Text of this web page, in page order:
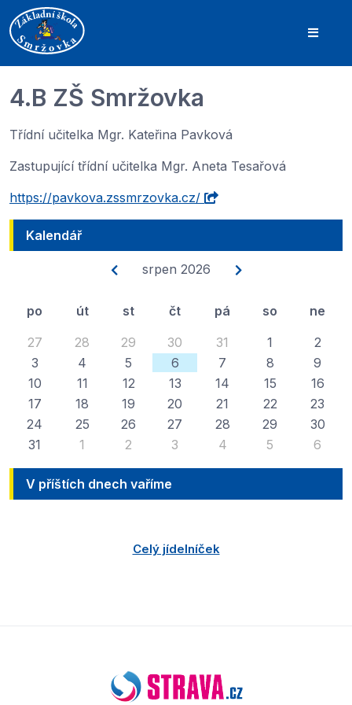
4.B ZŠ Smržovka
Třídní učitelka Mgr. Kateřina Pavková
Zastupující třídní učitelka Mgr. Aneta Tesařová
https://pavkova.zssmrzovka.cz/
Kalendář
srpen 2026
po út st čt pá so
ne
27
28 29 30 31 1
2
3
4 5 6 7 8
9
10
11 12 13 14 15
16
17
18 19 20 21 22
23
24
25 26 27 28 29
30
31
1 2 3 4 5 6
V příštích dnech vaříme
Celý jídelníček